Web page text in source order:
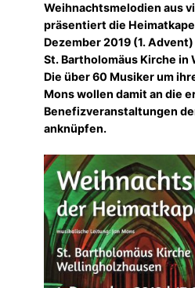
Weihnachtsmelodien aus
präsentiert die
Dezember 2019 (1.
St. Bartholomäus Kirche in
Die über 60 Musiker um
Mons wollen damit an die
Benefizveranstaltungen
anknüpfen.